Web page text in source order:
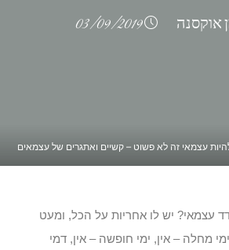
אוקסנה 03/09/2019
עצמאי זה לא פשוט – קשיים ואתגרים של עצמאים
עצמאי? יש לו אחריות על הכל, ומעט
מחלה – אין, ימי חופשה – אין, דמי